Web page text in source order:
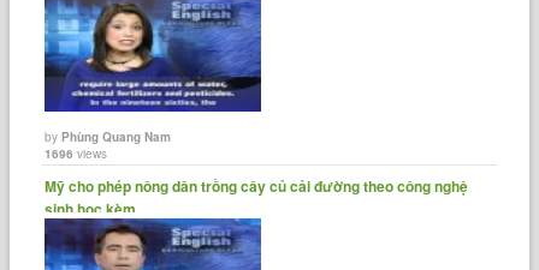
byPhùng Quang Nam
1696 views
Mỹ cho phép nông dân trồng cây củ cải đường theo công nghệ
sinh học kèm......